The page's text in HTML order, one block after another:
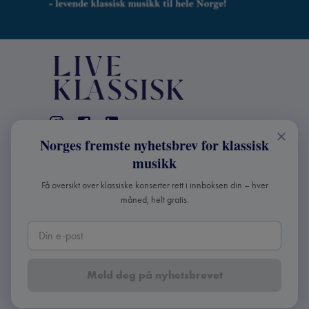
KONTAKT
Live Klassisk: +47 98670803
info@liveklassisk.no
Live Klassisk
Org nr: 932392364
Copyright ©2026Live Klassisk •Personvern og
Norges fremste nyhetsbrev for klassisk
musikk
Få oversikt over klassiske konserter rett i innboksen din – hver
måned, helt gratis.
Meld deg på nyhetsbrevet